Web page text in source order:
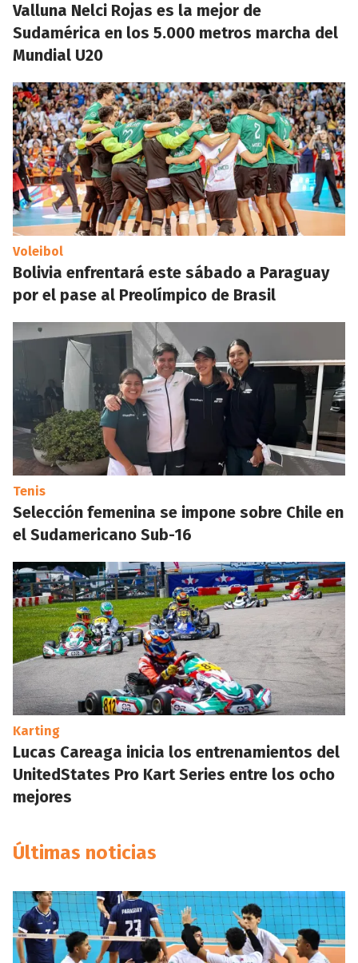
Valluna Nelci Rojas es la mejor de
Sudamérica en los 5.000 metros marcha del
Mundial U20
Voleibol
Bolivia enfrentará este sábado a Paraguay
por el pase al Preolímpico de Brasil
Tenis
Selección femenina se impone sobre Chile en
el Sudamericano Sub-16
Karting
Lucas Careaga inicia los entrenamientos del
UnitedStates Pro Kart Series entre los ocho
mejores
Últimas noticias